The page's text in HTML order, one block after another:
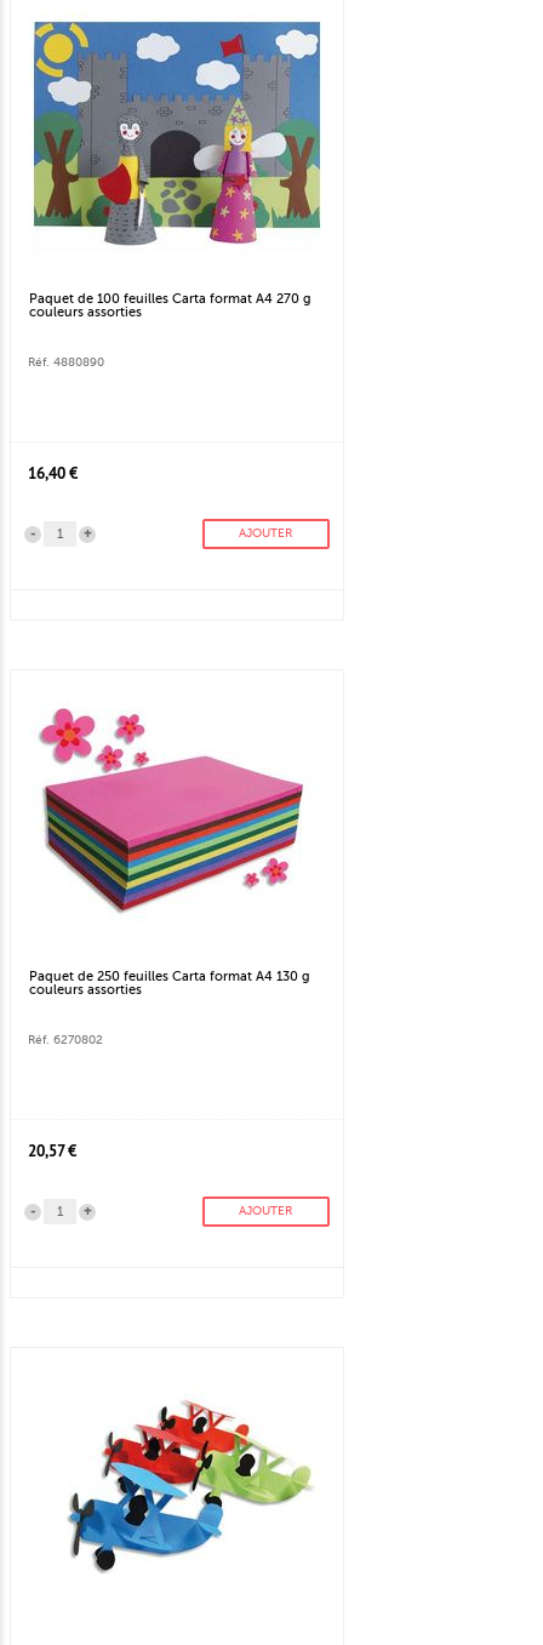
Paquet de 100 feuilles Carta format A4 270 g
couleurs assorties
Réf. 4880890
16,40 €
+
- AJOUTER
Paquet de 250 feuilles Carta format A4 130 g
couleurs assorties
Réf. 6270802
20,57 €
+
- AJOUTER